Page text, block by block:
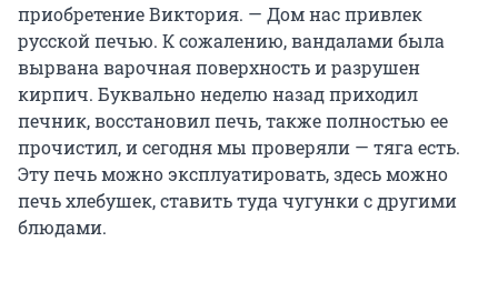
приобретение Виктория. — Дом нас привлек
русской печью. К сожалению, вандалами была
вырвана варочная поверхность и разрушен
кирпич. Буквально неделю назад приходил
печник, восстановил печь, также полностью ее
прочистил, и сегодня мы проверяли — тяга есть.
Эту печь можно эксплуатировать, здесь можно
печь хлебушек, ставить туда чугунки с другими
блюдами.